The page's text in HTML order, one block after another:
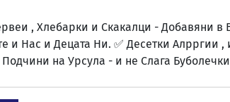
, Хлебарки и Скакалци - Добавяни в
и Нас и Децата Ни. ✅ Десетки Алрргии ,
на Урсула - и не Слага